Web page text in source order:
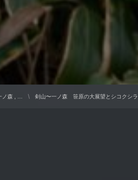
ノ森 , … 剣山〜一ノ森 笹原の大展望とシコクシ